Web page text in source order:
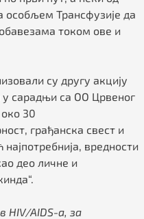
особљем Трансфузије да
током ове и
су другу акцију
сарадњи са ОО Црвеног
око 30
грађанска свест и
вредности
део личне и
HIV/AIDS-a, за